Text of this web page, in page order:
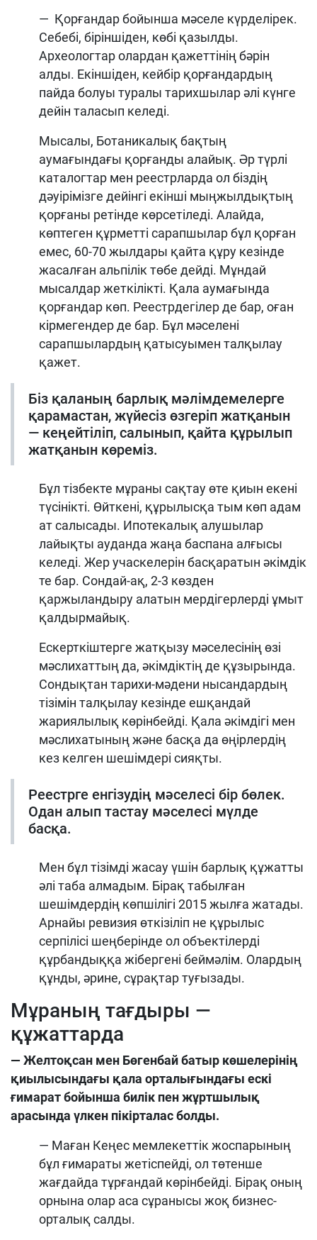
— Қорғандар бойынша мәселе күрделірек.
Себебі, біріншіден, көбі қазылды.
Археологтар олардан қажеттінің бәрін
алды. Екіншіден, кейбір қорғандардың
пайда болуы туралы тарихшылар әлі күнге
дейін таласып келеді.
Мысалы, Ботаникалық бақтың
аумағындағы қорғанды алайық. Әр түрлі
каталогтар мен реестрларда ол біздің
дәуірімізге дейінгі екінші мыңжылдықтың
қорғаны ретінде көрсетіледі. Алайда,
көптеген құрметті сарапшылар бұл қорған
емес, 60-70 жылдары қайта құру кезінде
жасалған альпілік төбе дейді. Мұндай
мысалдар жеткілікті. Қала аумағында
қорғандар көп. Реестрдегілер де бар, оған
кірмегендер де бар. Бұл мәселені
сарапшылардың қатысуымен талқылау
қажет.
Біз қаланың барлық мәлімдемелерге
қарамастан, жүйесіз өзгеріп жатқанын
— кеңейтіліп, салынып, қайта құрылып
жатқанын көреміз.
Бұл тізбекте мұраны сақтау өте қиын екені
түсінікті. Өйткені, құрылысқа тым көп адам
ат салысады. Ипотекалық алушылар
лайықты ауданда жаңа баспана алғысы
келеді. Жер учаскелерін басқаратын әкімдік
те бар. Сондай-ақ, 2-3 көзден
қаржыландыру алатын мердігерлерді ұмыт
қалдырмайық.
Ескерткіштерге жатқызу мәселесінің өзі
мәслихаттың да, әкімдіктің де құзырында.
Сондықтан тарихи-мәдени нысандардың
тізімін талқылау кезінде ешқандай
жариялылық көрінбейді. Қала әкімдігі мен
мәслихатының және басқа да өңірлердің
кез келген шешімдері сияқты.
Реестрге енгізудің мәселесі бір бөлек.
Одан алып тастау мәселесі мүлде
басқа.
Мен бұл тізімді жасау үшін барлық құжатты
әлі таба алмадым. Бірақ табылған
шешімдердің көпшілігі 2015 жылға жатады.
Арнайы ревизия өткізіліп не құрылыс
серпілісі шеңберінде ол объектілерді
құрбандыққа жібергені беймәлім. Олардың
құнды, әрине, сұрақтар туғызады.
Мұраның тағдыры —
құжаттарда
— Желтоқсан мен Бөгенбай батыр көшелерінің
қиылысындағы қала орталығындағы ескі
ғимарат бойынша билік пен жұртшылық
арасында үлкен пікірталас болды.
— Маған Кеңес мемлекеттік жоспарының
бұл ғимараты жетіспейді, ол төтенше
жағдайда тұрғандай көрінбейді. Бірақ оның
орнына олар аса сұранысы жоқ бизнес-
орталық салды.